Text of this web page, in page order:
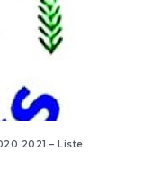
2021 – Liste